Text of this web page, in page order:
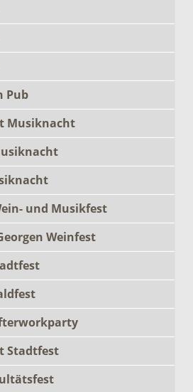
Pub
Musiknacht
und Musikfest
Weinfest
Stadtfest